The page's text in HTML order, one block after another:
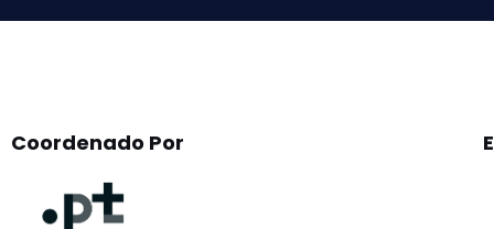
Coordenado Por